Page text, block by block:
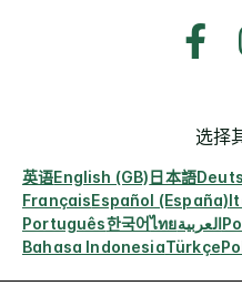
选择
英语English (GB)日本語
FrançaisEspañol (España)
Português한국어ไทยالعربية
Bahasa IndonesiaTürkçe